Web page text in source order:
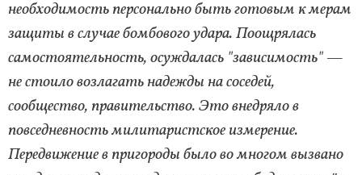
необходимость персонально быть готовым к мерам
защиты в случае бомбового удара. Поощрялась
самостоятельность, осуждалась "зависимость" —
не стоило возлагать надежды на соседей,
сообщество, правительство. Это внедряло в
повседневность милитаристское измерение.
Передвижение в пригороды было во многом вызвано